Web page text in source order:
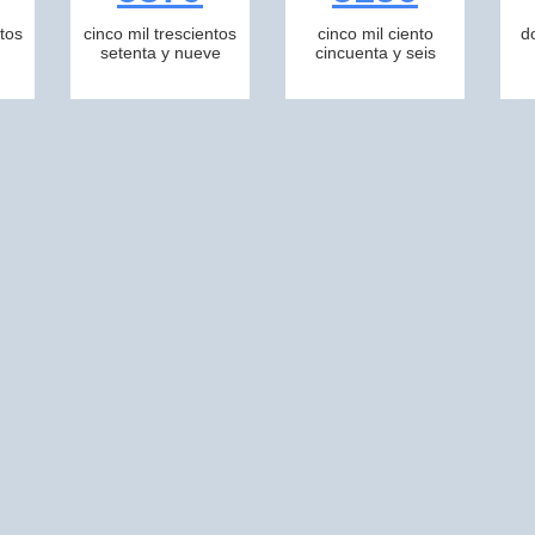
cinco mil trescientos
setenta y nueve
cinco mil ciento
cincuenta y seis